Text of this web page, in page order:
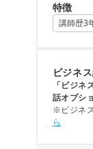
特徴
講師歴3
ビジネ
「ビジ
話オプシ
※ビジネ
ら